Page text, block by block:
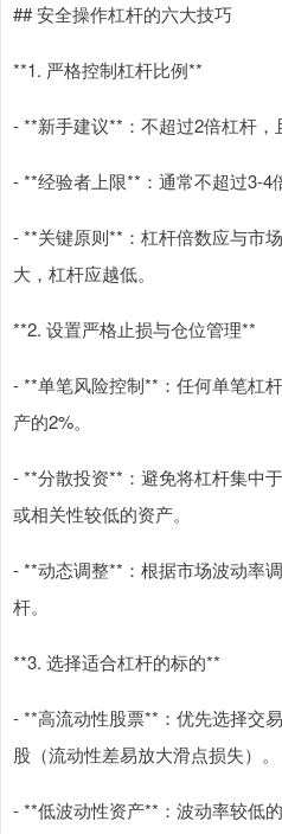
## 安全操作杠杆的六大技巧
**1. 严格控制杠杆比例**
- **新手建议**：不超过2倍杠杆，
- **经验者上限**：通常不超过3-4
- **关键原则**：杠杆倍数应与
大，杠杆应越低。
**2. 设置严格止损与仓位管理**
- **单笔风险控制**：任何单笔杠
产的2%。
- **分散投资**：避免将杠杆集中
或相关性较低的资产。
- **动态调整**：根据市场波动率
杆。
**3. 选择适合杠杆的标的**
- **高流动性股票**：优先选择交
股（流动性差易放大滑点损失）。
- **低波动性资产**：波动率较低